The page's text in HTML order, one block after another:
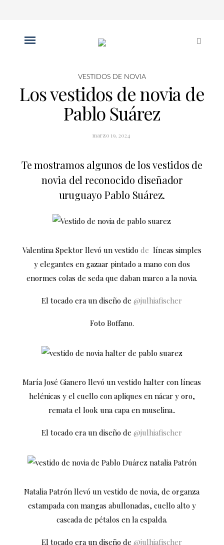
VESTIDOS DE NOVIA
Los vestidos de novia de
Pablo Suárez
marzo 19, 2024
Te mostramos algunos de losvestidos de
novia del reconocido diseñador
uruguayo Pablo Suárez.
Valentina Spektor llevó un vestido de líneas simples
y elegantes en gazaar pintado a mano con dos
enormes colas de seda que daban marco a la novia.
El tocado era un diseño de@julhiafischer
Foto Boffano.
María José Gianero llevó un vestido halter con líneas
helénicas y el cuello con apliques en nácar y oro,
remata el look una capa en muselina..
El tocado era un diseño de@julhiafischer
Natalia Patrón llevó un vestido de novia, de organza
estampada con mangas abullonadas, cuello alto y
cascada de pétalos en la espalda.
El tocado era un diseño de@julhiafischer